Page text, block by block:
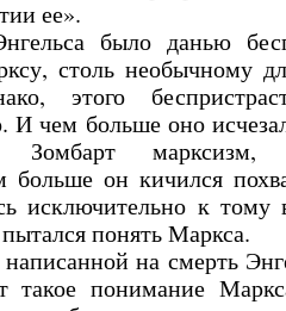
ее».
было данью
столь необычному
этого
И чем больше оно
Зомбарт марксизм,
больше он кичился
исключительно к тому
понять Маркса.
на смерть
такое понимание